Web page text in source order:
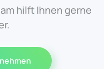
hilft Ihnen gerne